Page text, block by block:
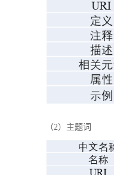
（2）主题词